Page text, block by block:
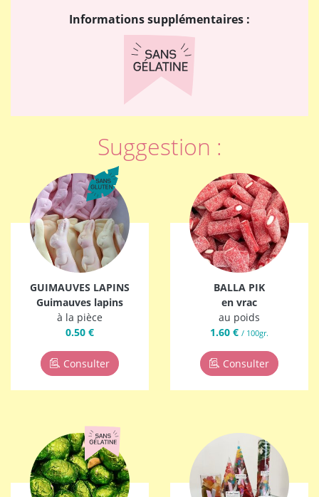
Informations supplémentaires :
Suggestion :
GUIMAUVES LAPINS
Guimauves lapins
à la pièce
0.50 €
Consulter
BALLA PIK
en vrac
au poids
1.60 € / 100gr.
Consulter